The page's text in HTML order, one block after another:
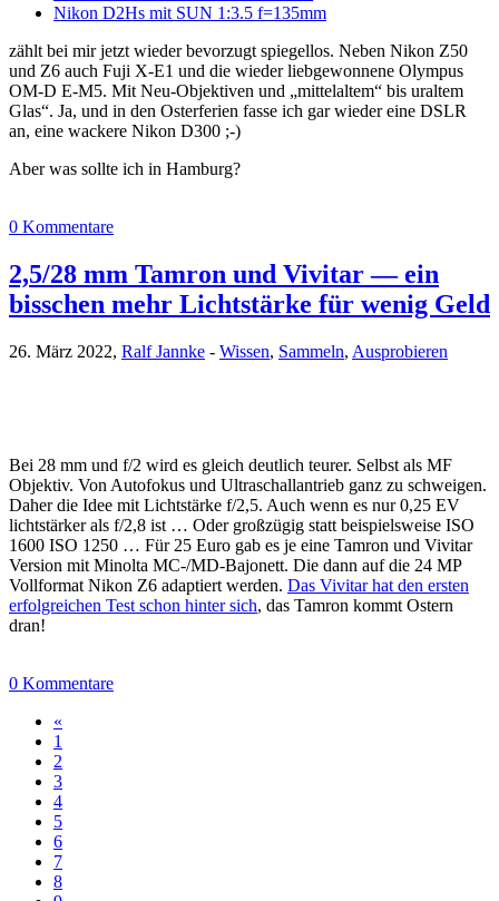
Nikon D2Hs mit SUN 1:3.5 f=135mm
zählt bei mir jetzt wieder bevorzugt spiegellos. Neben Nikon Z50
und Z6 auch Fuji X-E1 und die wieder liebgewonnene Olympus
OM-D E-M5. Mit Neu-Objektiven und „mittelaltem“ bis uraltem
Glas“. Ja, und in den Osterferien fasse ich gar wieder eine DSLR
an, eine wackere Nikon D300 ;-)
Aber was sollte ich in Hamburg?
0 Kommentare
2,5/28 mm Tamron und Vivitar — ein
bisschen mehr Lichtstärke für wenig Geld
26. März 2022, Ralf Jannke - Wissen, Sammeln, Ausprobieren
Bei 28 mm und f/2 wird es gleich deutlich teurer. Selbst als MF
Objektiv. Von Autofokus und Ultraschallantrieb ganz zu schweigen.
Daher die Idee mit Lichtstärke f/2,5. Auch wenn es nur 0,25 EV
lichtstärker als f/2,8 ist … Oder großzügig statt beispielsweise ISO
1600 ISO 1250 … Für 25 Euro gab es je eine Tamron und Vivitar
Version mit Minolta MC-/MD-Bajonett. Die dann auf die 24 MP
Vollformat Nikon Z6 adaptiert werden. Das Vivitar hat den ersten
erfolgreichen Test schon hinter sich, das Tamron kommt Ostern
dran!
0 Kommentare
«
1
2
3
4
5
6
7
8